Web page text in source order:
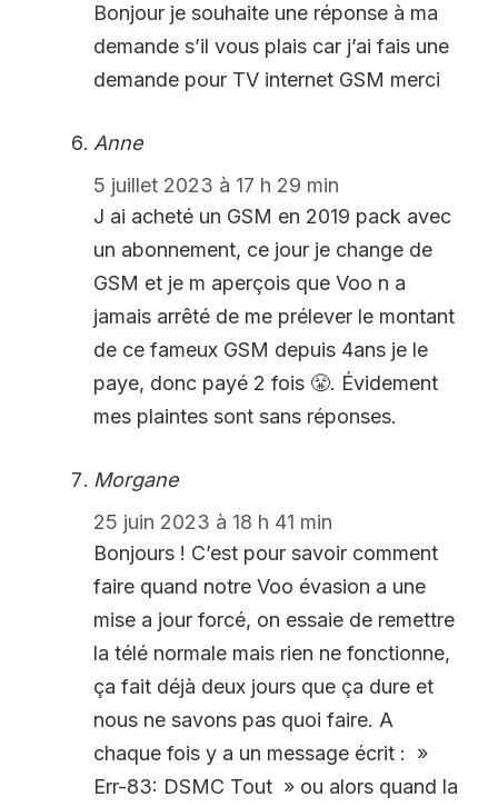
Bonjour je souhaite une réponse à ma
demande s’il vous plais car j’ai fais une
demande pour TV internet GSM merci
Anne
5 juillet 2023 à 17 h 29 min
J ai acheté un GSM en 2019 pack avec
un abonnement, ce jour je change de
GSM et je m aperçois que Voo n a
jamais arrêté de me prélever le montant
de ce fameux GSM depuis 4ans je le
paye, donc payé 2 fois 😤. Évidement
mes plaintes sont sans réponses.
Morgane
25 juin 2023 à 18 h 41 min
Bonjours ! C’est pour savoir comment
faire quand notre Voo évasion a une
mise a jour forcé, on essaie de remettre
la télé normale mais rien ne fonctionne,
ça fait déjà deux jours que ça dure et
nous ne savons pas quoi faire. A
chaque fois y a un message écrit : »
Err-83: DSMC Tout » ou alors quand la